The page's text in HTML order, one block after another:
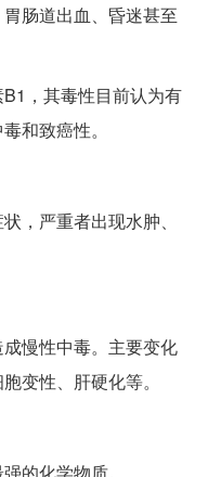
肠道出血、昏迷甚至
，其毒性目前认为有
和致癌性。
，严重者出现水肿、
慢性中毒。主要变化
变性、肝硬化等。